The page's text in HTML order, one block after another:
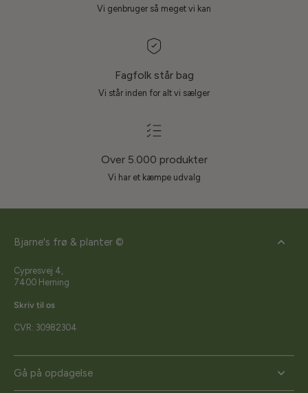
Vi genbruger så meget vi kan
Fagfolk står bag
Vi står inden for alt vi sælger
Over 5.000 produkter
Vi har et kæmpe udvalg
Bjarne's frø & planter ©
Cypresvej 4,
7400 Herning
Skriv til os
CVR: 30982304
Gå på opdagelse